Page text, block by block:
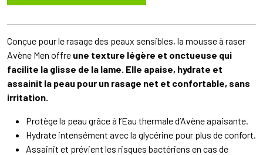
Conçue pour le rasage des peaux sensibles, la mousse à raser
Avène Men offre une texture légère et onctueuse qui
facilite la glisse de la lame. Elle apaise, hydrate et
assainit la peau pour un rasage net et confortable, sans
irritation.
Protège la peau grâce à l’Eau thermale d’Avène apaisante.
Hydrate intensément avec la glycérine pour plus de confort.
Assainit et prévient les risques bactériens en cas de